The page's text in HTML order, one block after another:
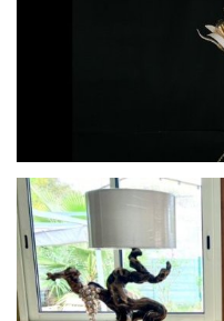
fleurs du temps